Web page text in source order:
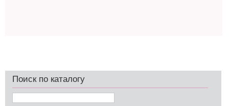
Поиск по каталогу